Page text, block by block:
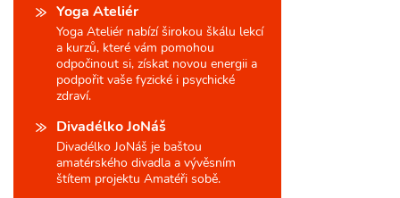
Yoga Ateliér
Yoga Ateliér nabízí širokou škálu lekcí
a kurzů, které vám pomohou
odpočinout si, získat novou energii a
podpořit vaše fyzické i psychické
zdraví.
Divadélko JoNáš
Divadélko JoNáš je baštou
amatérského divadla a vývěsním
štítem projektu Amatéři sobě.